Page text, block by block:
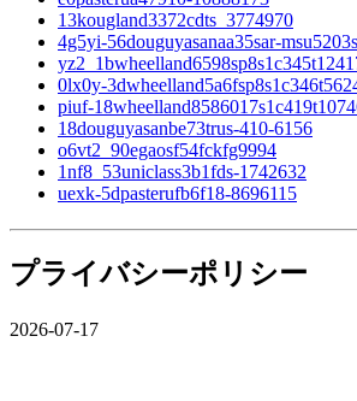
13kougland3372cdts_3774970
4g5yi-56douguyasanaa35sar-
0lx0y-
piuf-
18douguyasanbe73trus-410-6156
o6vt2_90egaosf54fckfg9994
1nf8_53uniclass3b1fds-1742632
uexk-5dpasterufb6f18-8696115
プライバシーポリシー
2026-07-17